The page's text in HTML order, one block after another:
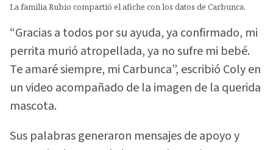
La familia Rubio compartió el afiche con los datos de Carbunca.
“Gracias a todos por su ayuda, ya confirmado, mi
perrita murió atropellada, ya no sufre mi bebé.
Te amaré siempre, mi Carbunca”, escribió Coly en
un video acompañado de la imagen de la querida
mascota.
Sus palabras generaron mensajes de apoyo y